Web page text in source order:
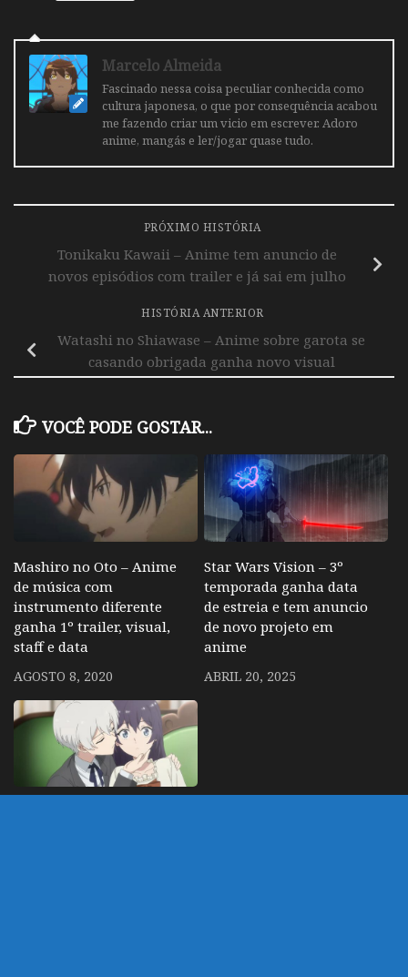
Marcelo Almeida
Fascinado nessa coisa peculiar conhecida como
cultura japonesa, o que por consequência acabou
me fazendo criar um vicio em escrever. Adoro
anime, mangás e ler/jogar quase tudo.
PRÓXIMO HISTÓRIA
Tonikaku Kawaii – Anime tem anuncio de
novos episódios com trailer e já sai em julho
HISTÓRIA ANTERIOR
Watashi no Shiawase – Anime sobre garota se
casando obrigada ganha novo visual
VOCÊ PODE GOSTAR...
Mashiro no Oto – Anime
de música com
instrumento diferente
ganha 1º trailer, visual,
staff e data
AGOSTO 8, 2020
Star Wars Vision – 3º
temporada ganha data
de estreia e tem anuncio
de novo projeto em
anime
ABRIL 20, 2025